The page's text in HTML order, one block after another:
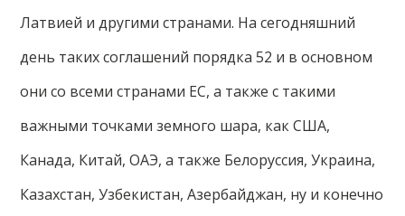
Латвией и другими странами. На сегодняшний
день таких соглашений порядка 52 и в основном
они со всеми странами ЕС, а также с такими
важными точками земного шара, как США,
Канада, Китай, ОАЭ, а также Белоруссия, Украина,
Казахстан, Узбекистан, Азербайджан, ну и конечно